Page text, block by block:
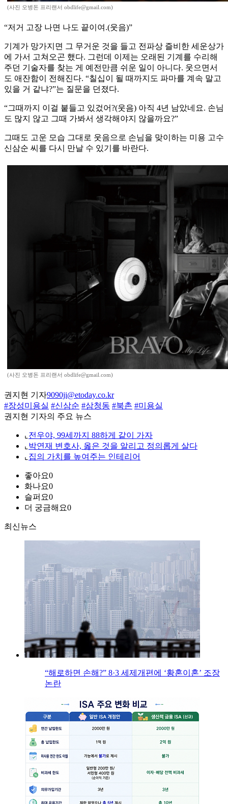
(사진 오병돈 프리랜서 obdlife@gmail.com)
“저거 고장 나면 나도 끝이여.(웃음)”
기계가 망가지면 그 무거운 것을 들고 전파상 즐비한 세운상가
에 가서 고쳐오곤 했다. 그런데 이제는 오래된 기계를 수리해
주던 기술자를 찾는 게 예전만큼 쉬운 일이 아니다. 웃으면서
도 애잔함이 전해진다. “칠십이 될 때까지도 파마를 계속 말고
있을 거 같냐?”는 질문을 던졌다.
“그때까지 이걸 붙들고 있겄어?(웃음) 아직 4년 남았네요. 손님
도 많지 않고 그때 가봐서 생각해야지 않을까요?”
그때도 고운 모습 그대로 웃음으로 손님을 맞이하는 미용 고수
신삼순 씨를 다시 만날 수 있기를 바란다.
(사진 오병돈 프리랜서 obdlife@gmail.com)
권지현 기자9090ji@etoday.co.kr
#장성미용실 #신삼순 #삼청동 #북촌 #미용실
권지현 기자의 주요 뉴스
⌞ 전우야, 99세까지 88하게 같이 가자
⌞ 박연재 변호사, 옳은 것을 알리고 정의롭게 살다
⌞ 집의 가치를 높여주는 인테리어
좋아요0
화나요0
슬퍼요0
더 궁금해요0
최신뉴스
“해로하면 손해?” 8·3 세제개편에 ‘황혼이혼’ 조장
논란